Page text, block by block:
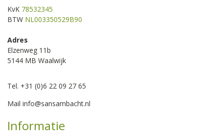
KvK 78532345
BTW NL003350529B90
Adres
Elzenweg 11b
5144 MB Waalwijk
Tel. +31 (0)6 22 09 27 65
Mail info@sansambacht.nl
Informatie